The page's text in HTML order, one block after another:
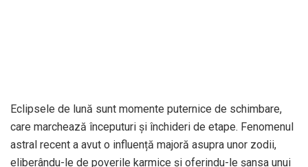
Eclipsele de lună sunt momente puternice de schimbare,
care marchează începuturi și închideri de etape. Fenomenul
astral recent a avut o influență majoră asupra unor zodii,
eliberându-le de poverile karmice și oferindu-le șansa unui